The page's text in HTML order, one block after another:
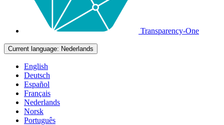
Transparency-One
Current language: Nederlands
English
Deutsch
Español
Français
Nederlands
Norsk
Português